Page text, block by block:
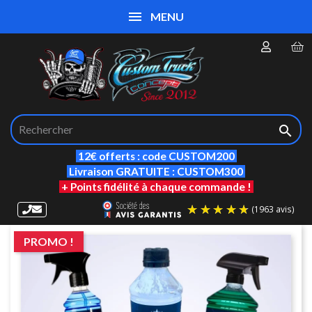

12€ offerts : code CUSTOM200
Livraison GRATUITE : CUSTOM300
+ Points fidélité à chaque commande !
MENU
PROMO !